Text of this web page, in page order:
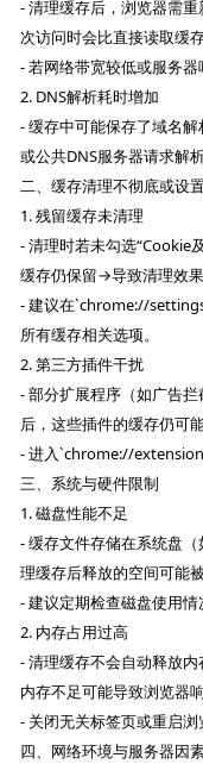
- 清理缓存后，浏览器需
次访问时会比直接读取缓
- 若网络带宽较低或服务器
2. DNS解析耗时增加
- 缓存中可能保存了域名
或公共DNS服务器请求解
二、缓存清理不彻底或设
1. 残留缓存未清理
- 清理时若未勾选“Cookie
缓存仍保留→导致清理效果
- 建议在`chrome://
所有缓存相关选项。
2. 第三方插件干扰
- 部分扩展程序（如广告
后，这些插件的缓存仍可
- 进入`chrome://
三、系统与硬件限制
1. 磁盘性能不足
- 缓存文件存储在系统盘
理缓存后释放的空间可能
- 建议定期检查磁盘使用情
2. 内存占用过高
- 清理缓存不会自动释放
内存不足可能导致浏览器响
- 关闭无关标签页或重启浏
四、网络环境与服务器因